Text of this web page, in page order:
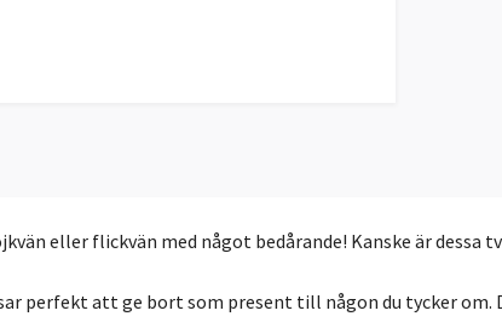
eller flickvän med något bedårande! Kanske är
perfekt att ge bort som present till någon du tycker om.